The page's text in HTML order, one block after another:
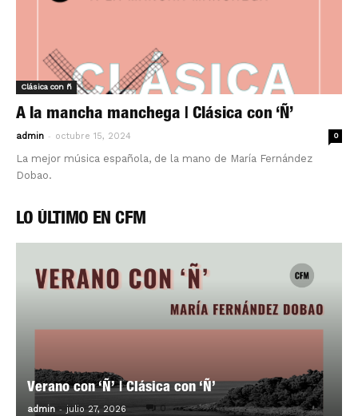
Clásica con ñ
A la mancha manchega | Clásica con ‘Ñ’
admin - octubre 15, 2024 0
La mejor música española, de la mano de María Fernández
Dobao.
LO ÚLTIMO EN CFM
Verano con ‘Ñ’ | Clásica con ‘Ñ’
admin - julio 27, 2026 0